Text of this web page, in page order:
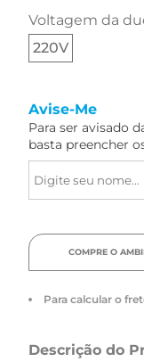
voltagem da
220V
Avise-Me
Para ser avisado
basta preencher
COMPRE O
Para calcular o
Descrição do